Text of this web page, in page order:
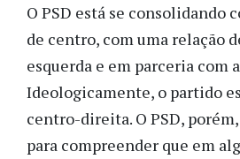
O PSD está se consolidando
de centro, com uma relação
esquerda e em parceria com
Ideologicamente, o partido
centro-direita. O PSD,
para compreender que em